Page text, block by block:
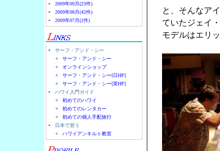
2009年09月(23件)
2009年08月(42件)
2009年07月(2件)
サーフ・アンド・シー
サーフ・アンド・シー
オンラインショップ
サーフ・アンド・シー[日HP]
サーフ・アンド・シー[英HP]
ハワイ入門ガイド
初めてのハワイ
初めてのレンタカー
初めての個人手配旅行
日本で習う
ハワイアンキルト教室
と、そんなア
ていたジェイ
モデルはエリ